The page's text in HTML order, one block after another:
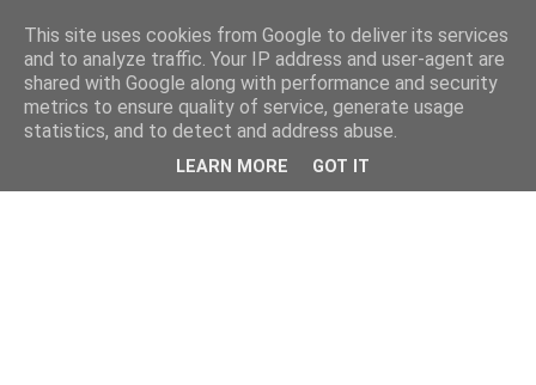
This site uses cookies from Google to deliver its services
and to analyze traffic. Your IP address and user-agent are
shared with Google along with performance and security
metrics to ensure quality of service, generate usage
statistics, and to detect and address abuse.
LEARN MORE GOT IT